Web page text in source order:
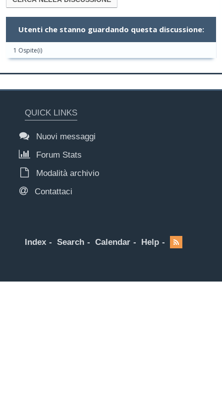
Utenti che stanno guardando questa discussione:
1 Ospite(i)
QUICK LINKS
Nuovi messaggi
Forum Stats
Modalità archivio
Contattaci
Index Search Calendar Help